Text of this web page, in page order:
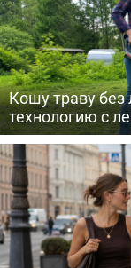
Кошу траву
технологию с